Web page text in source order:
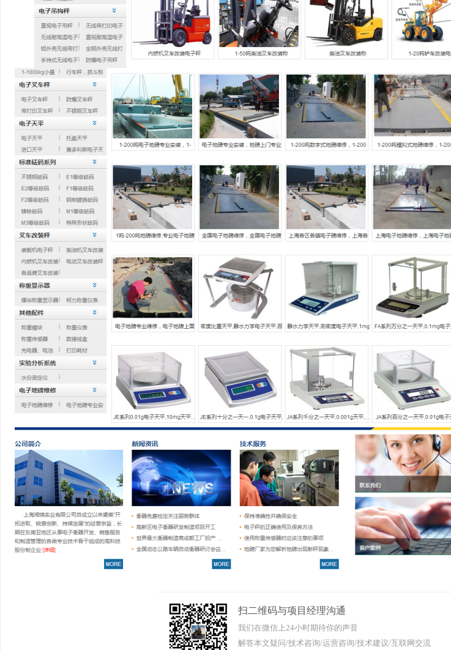
扫二维码与项目经理沟通
我们在微信上24小时期待你的声音
解答本文疑问/技术咨询/运营咨询/技术建议/互联网交流